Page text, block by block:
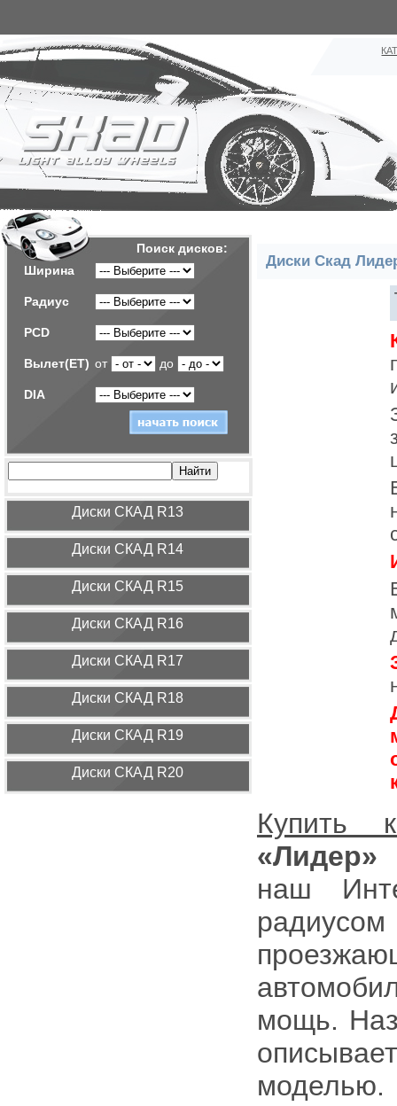
Поиск дисков:
Ширина
Радиус
PCD
Вылет(ET) от до
DIA
Диcки СКАД R13
Диcки СКАД R14
Диcки СКАД R15
Диcки СКАД R16
Диcки СКАД R17
Диcки СКАД R18
Диcки СКАД R19
Диcки СКАД R20
Диски Скад
Купить
«Лидер»
наш
мощь.
моделью.